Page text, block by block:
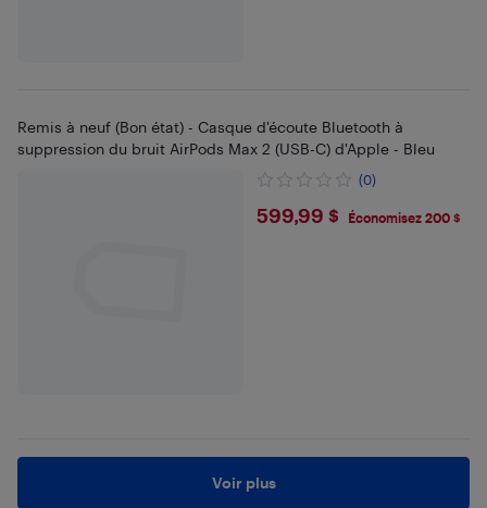
Remis à neuf (Bon état) - Casque d'écoute Bluetooth à
suppression du bruit AirPods Max 2 (USB-C) d'Apple - Bleu
(0)
$599.99
599,99 $ Économisez 200 $
Voir plus